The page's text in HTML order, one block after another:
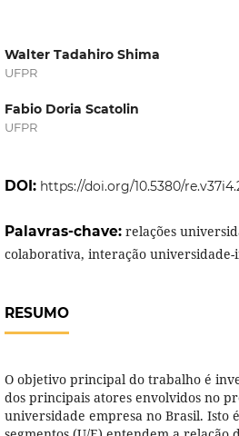
Walter Tadahiro Shima
UFPR
Fabio Doria Scatolin
UFPR
DOI: https://doi.org/10.5380/
Palavras-chave: relações
colaborativa, interação
RESUMO
O objetivo principal do trabalho é
dos principais atores envolvidos no
universidade empresa no Brasil. Isto